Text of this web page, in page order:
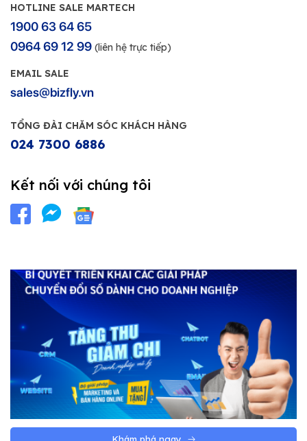
HOTLINE SALE MARTECH
1900 63 64 65
0964 69 12 99 (liên hệ trực tiếp)
EMAIL SALE
sales@bizfly.vn
TỔNG ĐÀI CHĂM SÓC KHÁCH HÀNG
024 7300 6886
Kết nối với chúng tôi
Khám phá ngay